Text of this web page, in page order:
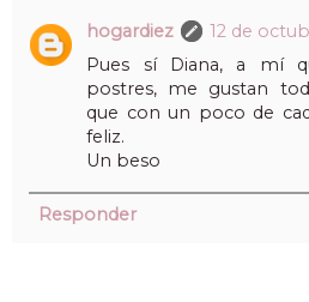
hogardiez
12 de
Pues sí Diana, a mí
postres, me gustan
que con un poco de
feliz.
Un beso
Responder